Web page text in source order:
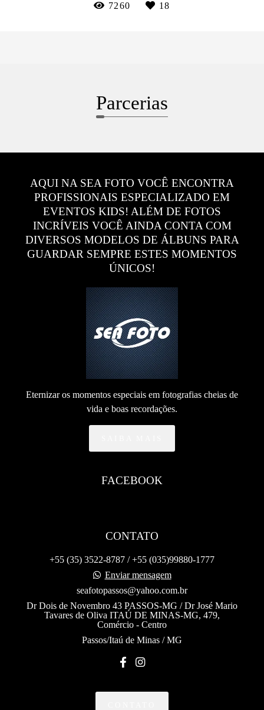
7260 18
Parcerias
AQUI NA SEA FOTO VOCÊ ENCONTRA
PROFISSIONAIS ESPECIALIZADO EM
EVENTOS KIDS! ALÉM DE FOTOS
INCRÍVEIS VOCÊ AINDA CONTA COM
DIVERSOS MODELOS DE ÁLBUNS PARA
GUARDAR SEMPRE ESTES MOMENTOS
ÚNICOS!
Eternizar os momentos especiais em fotografias cheias de
vida e boas recordações.
FACEBOOK
CONTATO
+55 (35) 3522-8787 / +55 (035)99880-1777
Enviar mensagem
seafotopassos@yahoo.com.br
Dr Dois de Novembro 43 PASSOS-MG / Dr José Mario
Tavares de Oliva ITAÚ DE MINAS-MG, 479,
Comércio - Centro
Passos/Itaú de Minas / MG